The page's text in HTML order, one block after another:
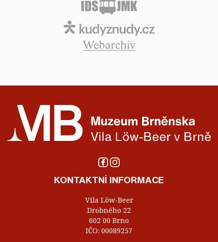
KONTAKTNÍ INFORMACE
Vila Löw-Beer
Drobného 22
602 00 Brno
IČO: 00089257